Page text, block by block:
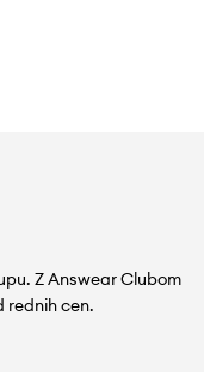
Z Answear Clubom
cen.